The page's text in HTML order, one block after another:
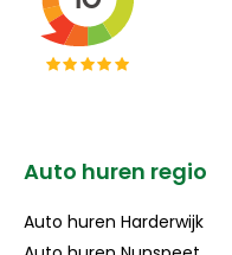
Auto huren regio
Auto huren Harderwijk